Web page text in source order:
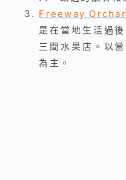
Freeway
是在當地生活過
三間水果店。以
為主。